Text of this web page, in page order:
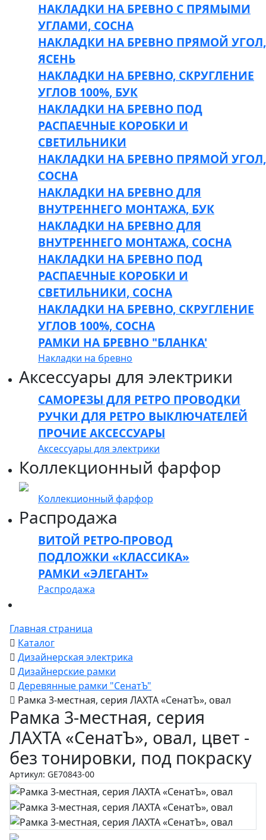
НАКЛАДКИ НА БРЕВНО С ПРЯМЫМИ
УГЛАМИ, СОСНА
НАКЛАДКИ НА БРЕВНО ПРЯМОЙ УГОЛ,
ЯСЕНЬ
НАКЛАДКИ НА БРЕВНО, СКРУГЛЕНИЕ
УГЛОВ 100%, БУК
НАКЛАДКИ НА БРЕВНО ПОД
РАСПАЕЧНЫЕ КОРОБКИ И
СВЕТИЛЬНИКИ
НАКЛАДКИ НА БРЕВНО ПРЯМОЙ УГОЛ,
СОСНА
НАКЛАДКИ НА БРЕВНО ДЛЯ
ВНУТРЕННЕГО МОНТАЖА, БУК
НАКЛАДКИ НА БРЕВНО ДЛЯ
ВНУТРЕННЕГО МОНТАЖА, СОСНА
НАКЛАДКИ НА БРЕВНО ПОД
РАСПАЕЧНЫЕ КОРОБКИ И
СВЕТИЛЬНИКИ, СОСНА
НАКЛАДКИ НА БРЕВНО, СКРУГЛЕНИЕ
УГЛОВ 100%, СОСНА
РАМКИ НА БРЕВНО "БЛАНКА'
Накладки на бревно
Аксессуары для электрики
САМОРЕЗЫ ДЛЯ РЕТРО ПРОВОДКИ
РУЧКИ ДЛЯ РЕТРО ВЫКЛЮЧАТЕЛЕЙ
ПРОЧИЕ АКСЕССУАРЫ
Аксессуары для электрики
Коллекционный фарфор
Коллекционный фарфор
Распродажа
ВИТОЙ РЕТРО-ПРОВОД
ПОДЛОЖКИ «КЛАССИКА»
РАМКИ «ЭЛЕГАНТ»
Распродажа
Главная страница
Каталог
Дизайнерская электрика
Дизайнерские рамки
Деревянные рамки "СенатЪ"
Рамка 3-местная, серия ЛАХТА «СенатЪ», овал
Рамка 3-местная, серия
ЛАХТА «СенатЪ», овал, цвет -
без тонировки, под покраску
Артикул: GE70843-00